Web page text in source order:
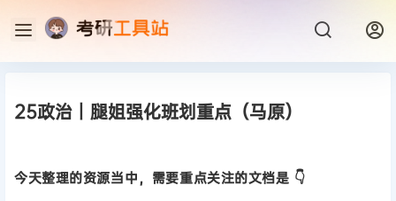
25政治丨腿姐强化班划重点（马原）
今天整理的资源当中，需要重点关注的文档是 👇